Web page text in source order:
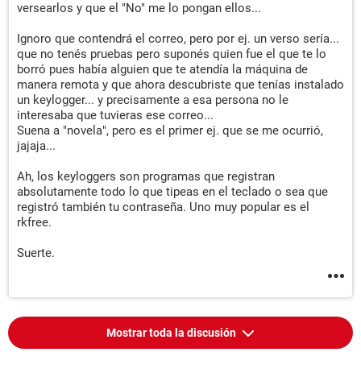
versearlos y que el "No" me lo pongan ellos...
Ignoro que contendrá el correo, pero por ej. un verso sería...
que no tenés pruebas pero suponés quien fue el que te lo
borró pues había alguien que te atendía la máquina de
manera remota y que ahora descubriste que tenías instalado
un keylogger... y precisamente a esa persona no le
interesaba que tuvieras ese correo...
Suena a "novela", pero es el primer ej. que se me ocurrió,
jajaja...
Ah, los keyloggers son programas que registran
absolutamente todo lo que tipeas en el teclado o sea que
registró también tu contraseña. Uno muy popular es el
rkfree.
Suerte.
Mostrar toda la discusión